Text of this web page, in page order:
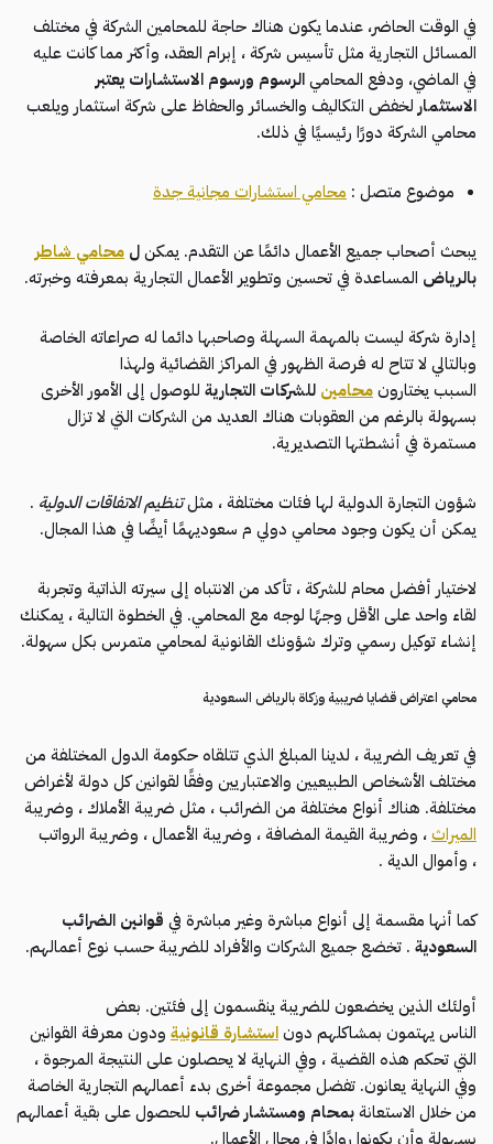
في الوقت الحاضر، عندما يكون هناك حاجة للمحامين الشركة في مختلف
المسائل التجارية مثل تأسيس شركة ، إبرام العقد، وأكثر مما كانت عليه
في الماضي، ودفع المحاميالرسوم ورسوم الاستشارات يعتبر
الاستثمار لخفض التكاليف والخسائر والحفاظ على شركة استثمار ويلعب
محامي الشركة دورًا رئيسيًا في ذلك.
موضوع متصل : محامي استشارات مجانية جدة
يبحث أصحاب جميع الأعمال دائمًا عن التقدم. يمكنل محامي شاطر
بالرياض المساعدة في تحسين وتطوير الأعمال التجارية بمعرفته وخبرته.
إدارة شركة ليست بالمهمة السهلة وصاحبها دائما له صراعاته الخاصة
وبالتالي لا تتاح له فرصة الظهور في المراكز القضائية ولهذا
السبب يختارونمحامين للشركات التجارية للوصول إلى الأمور الأخرى
بسهولة بالرغم من العقوبات هناك العديد من الشركات التي لا تزال
مستمرة في أنشطتها التصديرية.
شؤون التجارة الدولية لها فئات مختلفة ، مثلتنظيم الاتفاقات الدولية .
يمكن أن يكون وجود محامي دولي م سعوديهمًا أيضًا في هذا المجال.
لاختيار أفضل محام للشركة ، تأكد من الانتباه إلى سيرته الذاتية وتجربة
لقاء واحد على الأقل وجهًا لوجه مع المحامي. في الخطوة التالية ، يمكنك
إنشاء توكيل رسمي وترك شؤونك القانونية لمحامي متمرس بكل سهولة.
محامي اعتراض قضايا ضريبية وزكاة بالرياض السعودية
في تعريف الضريبة ، لدينا المبلغ الذي تتلقاه حكومة الدول المختلفة من
مختلف الأشخاص الطبيعيين والاعتباريين وفقًا لقوانين كل دولة لأغراض
مختلفة. هناك أنواع مختلفة من الضرائب ، مثل ضريبة الأملاك ، وضريبة
الميراث، وضريبة القيمة المضافة ، وضريبة الأعمال ، وضريبة الرواتب
، وأموال الدية .
كما أنها مقسمة إلى أنواع مباشرة وغير مباشرة في قوانين الضرائب
السعودية . تخضع جميع الشركات والأفراد للضريبة حسب نوع أعمالهم.
أولئك الذين يخضعون للضريبة ينقسمون إلى فئتين. بعض
الناس يهتمون بمشاكلهم دوناستشارة قانونية ودون معرفة القوانين
التي تحكم هذه القضية ، وفي النهاية لا يحصلون على النتيجة المرجوة ،
وفي النهاية يعانون. تفضل مجموعة أخرى بدء أعمالهم التجارية الخاصة
من خلال الاستعانةبمحام ومستشار ضرائب للحصول على بقية أعمالهم
بسهولة وأن يكونوا روادًا في مجال الأعمال.